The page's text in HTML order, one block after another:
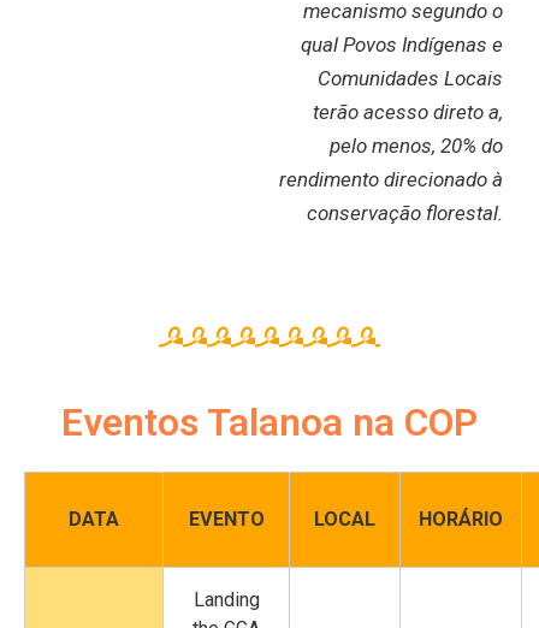
mecanismo segundo o
qual Povos Indígenas e
Comunidades Locais
terão acesso direto a,
pelo menos, 20% do
rendimento direcionado à
conservação florestal.
Eventos Talanoa na COP
DATA EVENTO LOCAL HORÁRIO
Landing